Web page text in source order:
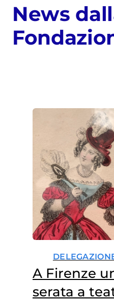
News
A Firenze
serata a